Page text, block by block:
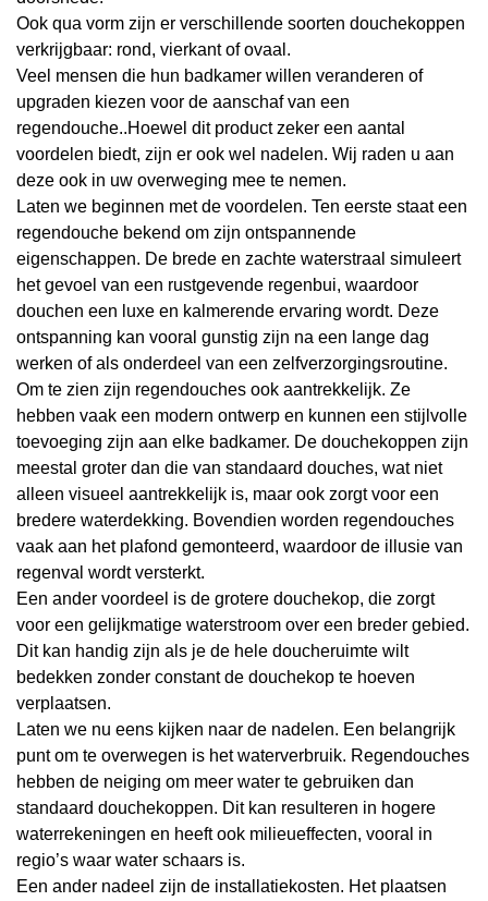
Ook qua vorm zijn er verschillende soorten douchekoppen
verkrijgbaar: rond, vierkant of ovaal.
Veel mensen die hun badkamer willen veranderen of
upgraden kiezen voor de aanschaf van een
regendouche..Hoewel dit product zeker een aantal
voordelen biedt, zijn er ook wel nadelen. Wij raden u aan
deze ook in uw overweging mee te nemen.
Laten we beginnen met de voordelen. Ten eerste staat een
regendouche bekend om zijn ontspannende
eigenschappen. De brede en zachte waterstraal simuleert
het gevoel van een rustgevende regenbui, waardoor
douchen een luxe en kalmerende ervaring wordt. Deze
ontspanning kan vooral gunstig zijn na een lange dag
werken of als onderdeel van een zelfverzorgingsroutine.
Om te zien zijn regendouches ook aantrekkelijk. Ze
hebben vaak een modern ontwerp en kunnen een stijlvolle
toevoeging zijn aan elke badkamer. De douchekoppen zijn
meestal groter dan die van standaard douches, wat niet
alleen visueel aantrekkelijk is, maar ook zorgt voor een
bredere waterdekking. Bovendien worden regendouches
vaak aan het plafond gemonteerd, waardoor de illusie van
regenval wordt versterkt.
Een ander voordeel is de grotere douchekop, die zorgt
voor een gelijkmatige waterstroom over een breder gebied.
Dit kan handig zijn als je de hele doucheruimte wilt
bedekken zonder constant de douchekop te hoeven
verplaatsen.
Laten we nu eens kijken naar de nadelen. Een belangrijk
punt om te overwegen is het waterverbruik. Regendouches
hebben de neiging om meer water te gebruiken dan
standaard douchekoppen. Dit kan resulteren in hogere
waterrekeningen en heeft ook milieueffecten, vooral in
regio’s waar water schaars is.
Een ander nadeel zijn de installatiekosten. Het plaatsen